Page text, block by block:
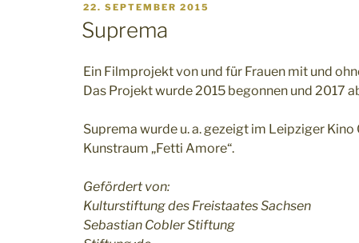
VERÖFFENTLICHT
AM
22. SEPTEMBER 2015
Suprema
Ein Filmprojekt von und für Frauen mit und
Das Projekt wurde 2015 begonnen und 2017
Suprema wurde u. a. gezeigt im Leipziger
Kunstraum „Fetti Amore“.
Gefördert von:
Kulturstiftung des Freistaates Sachsen
Sebastian Cobler Stiftung